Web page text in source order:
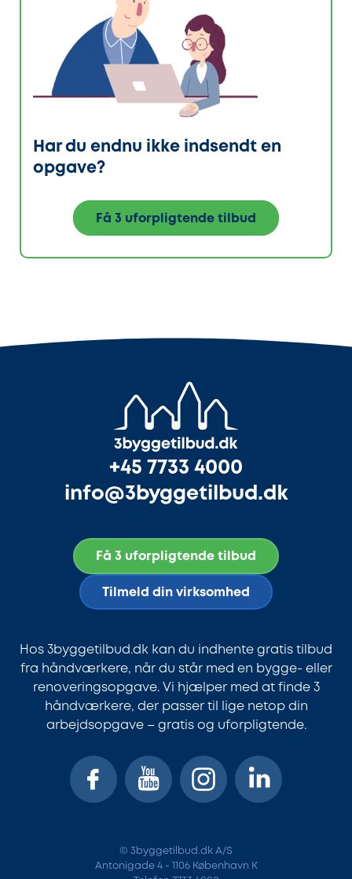
Har du endnu ikke indsendt en
opgave?
Få 3 uforpligtende tilbud
+45 7733 4000
info@3byggetilbud.dk
Få 3 uforpligtende tilbud
Tilmeld din virksomhed
Hos 3byggetilbud.dk kan du indhente gratis tilbud
fra håndværkere, når du står med en bygge- eller
renoveringsopgave. Vi hjælper med at finde 3
håndværkere, der passer til lige netop din
arbejdsopgave – gratis og uforpligtende.
© 3byggetilbud.dk A/S
Antonigade 4 - 1106 København K